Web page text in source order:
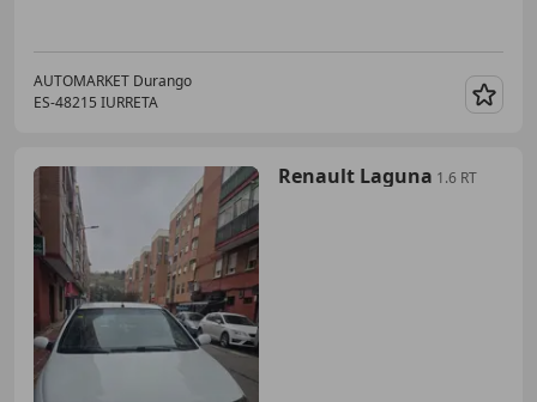
AUTOMARKET Durango
ES-48215 IURRETA
Renault Laguna 1.6 RT